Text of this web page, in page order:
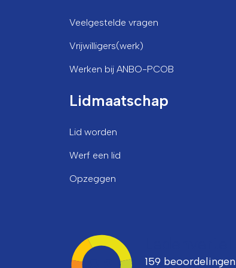
Veelgestelde vragen
Vrijwilligers(werk)
Werken bij ANBO-PCOB
Lidmaatschap
Lid worden
Werf een lid
Opzeggen
159 beoordelingen